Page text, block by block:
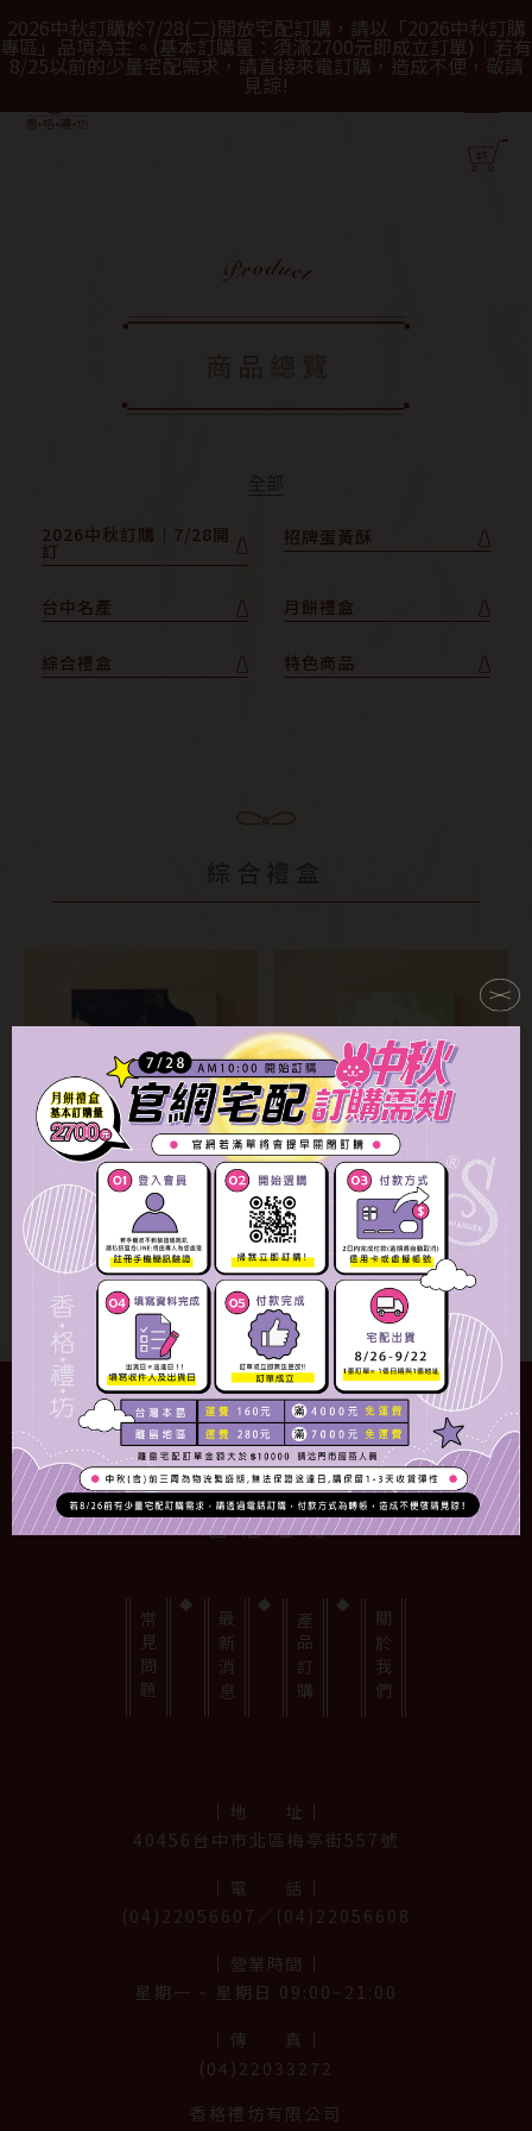
2026中秋訂購於7/28(二)開放宅配訂購，請以「2026中秋訂購
專區」品項為主。(基本訂購量：須滿2700元即成立訂單)｜若有
8/25以前的少量宅配需求，請直接來電訂購，造成不便，敬請
見諒!
蛋黃酥禮盒
活動訊息
NT$NaN 冷藏 奶蛋素
規格
2026中秋訂購｜7/28開
訂
招牌蛋黃酥
台中名產 月餅禮盒
綜合禮盒 特色商品
三寶禮盒15入
NT$690
三寶禮盒12入
NT$552
常見問題 最新消息 產品訂購 關於我們
地址
40456台中市北區梅亭街557號
電話
(04)22056607／(04)22056608
營業時間
星期⼀ ~ 星期日 09:00~21:00
傳真
(04)22033272
香格禮坊有限公司